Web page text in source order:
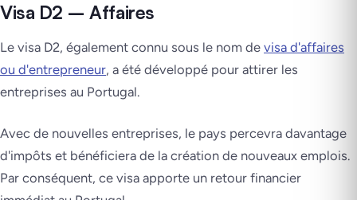
Visa D2 – Affaires
Le visa D2, également connu sous le nom de visa d'affaires
ou d'entrepreneur, a été développé pour attirer les
entreprises au Portugal.
Avec de nouvelles entreprises, le pays percevra davantage
d'impôts et bénéficiera de la création de nouveaux emplois.
Par conséquent, ce visa apporte un retour financier